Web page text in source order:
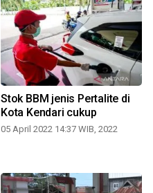
Stok BBM jenis Pertalite di
Kota Kendari cukup
05 April 2022 14:37 WIB, 2022